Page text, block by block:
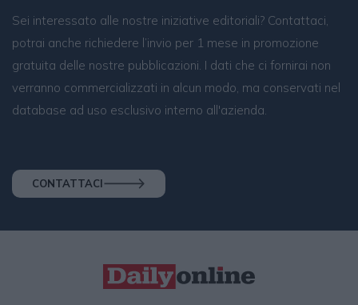
Sei interessato alle nostre iniziative editoriali? Contattaci,
potrai anche richiedere l’invio per 1 mese in promozione
gratuita delle nostre pubblicazioni. I dati che ci fornirai non
verranno commercializzati in alcun modo, ma conservati nel
database ad uso esclusivo interno all'azienda.
CONTATTACI